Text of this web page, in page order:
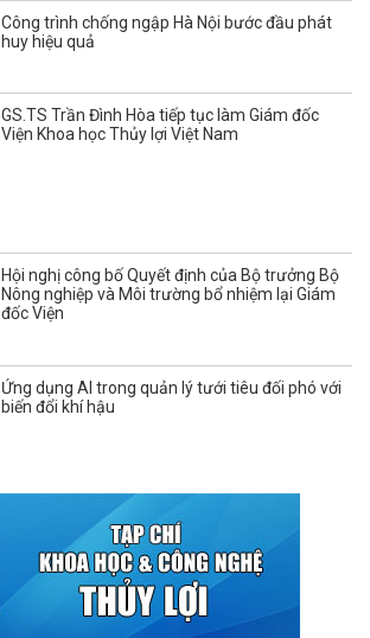
Công trình chống ngập Hà Nội bước đầu phát
huy hiệu quả
GS.TS Trần Đình Hòa tiếp tục làm Giám đốc
Viện Khoa học Thủy lợi Việt Nam
Hội nghị công bố Quyết định của Bộ trưởng Bộ
Nông nghiệp và Môi trường bổ nhiệm lại Giám
đốc Viện
Ứng dụng AI trong quản lý tưới tiêu đối phó với
biến đổi khí hậu